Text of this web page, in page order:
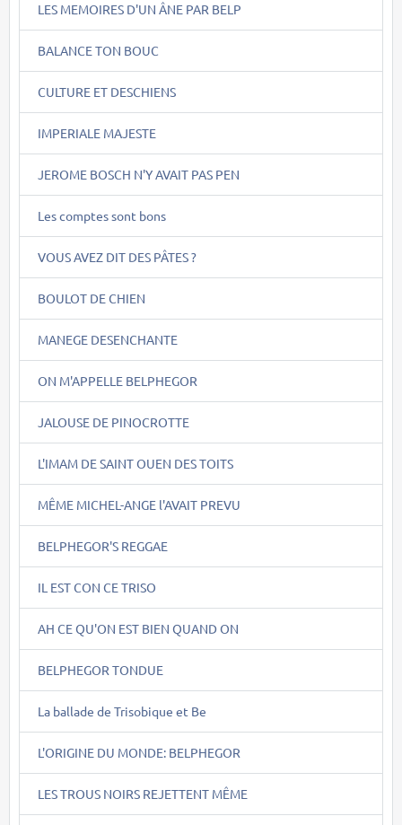
LES MEMOIRES D'UN ÂNE PAR BELP
BALANCE TON BOUC
CULTURE ET DESCHIENS
IMPERIALE MAJESTE
JEROME BOSCH N'Y AVAIT PAS PEN
Les comptes sont bons
VOUS AVEZ DIT DES PÂTES ?
BOULOT DE CHIEN
MANEGE DESENCHANTE
ON M'APPELLE BELPHEGOR
JALOUSE DE PINOCROTTE
L'IMAM DE SAINT OUEN DES TOITS
MÊME MICHEL-ANGE l'AVAIT PREVU
BELPHEGOR'S REGGAE
IL EST CON CE TRISO
AH CE QU'ON EST BIEN QUAND ON
BELPHEGOR TONDUE
La ballade de Trisobique et Be
L'ORIGINE DU MONDE: BELPHEGOR
LES TROUS NOIRS REJETTENT MÊME